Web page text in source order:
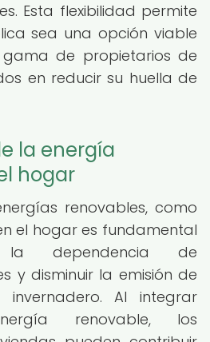
Esta flexibilidad permite
sea una opción viable
de propietarios de
en reducir su huella de
la energía
hogar
renovables, como
el hogar es fundamental
dependencia de
y disminuir la emisión de
Al integrar
renovable, los